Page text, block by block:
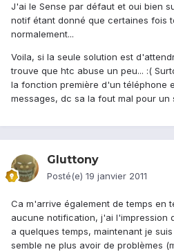
J'ai le Sense par défaut et oui bien
notif étant donné que certaines fois
normalement...
Voila, si la seule solution est
trouve que htc abuse un peu... :(
la fonction première d'un téléphone
messages, dc sa la fout mal pour un
Gluttony
Posté(e) 19 janvier 2011
Ca m'arrive également de temps en
aucune notification, j'ai l'impression
a quelques temps, maintenant je
semble ne plus avoir de problèmes